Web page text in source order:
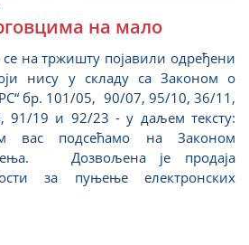
на мало
на тржишту појавили одређени
нису у складу са Законом о
бр. 101/05, 90/07, 95/10, 36/11,
91/19 и 92/23 - у даљем тексту:
вас подсећамо на Законом
Дозвољена је продаја
за пуњење електронских